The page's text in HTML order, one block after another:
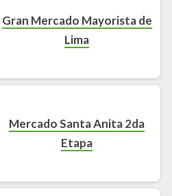
Gran Mercado Mayorista de
Lima
Mercado Santa Anita 2da
Etapa